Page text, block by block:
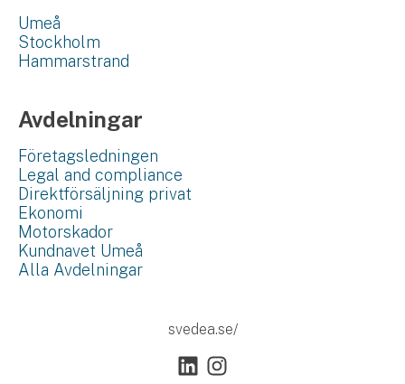
Umeå
Stockholm
Hammarstrand
Avdelningar
Företagsledningen
Legal and compliance
Direktförsäljning privat
Ekonomi
Motorskador
Kundnavet Umeå
Alla Avdelningar
svedea.se/